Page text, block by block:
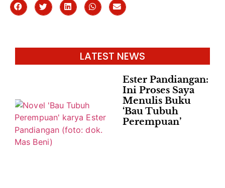
LATEST NEWS
Ester Pandiangan:
Ini Proses Saya
Menulis Buku
‘Bau Tubuh
Perempuan’